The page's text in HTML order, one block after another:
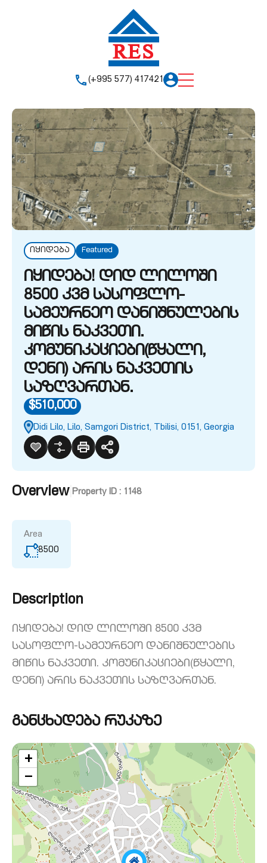
(+995 577) 417421
იყიდება Featured
იყიდება! დიდ ლილოში
8500 კვმ სასოფლო-
სამეურნეო დანიშნულების
მიწის ნაკვეთი.
კომუნიკაციები(წყალი,
დენი) არის ნაკვეთის
საზღვართან.
$510,000
Didi Lilo, Lilo, Samgori District, Tbilisi, 0151, Georgia
Overview| Property ID : 1148
Area
8500
Description
იყიდება! დიდ ლილოში 8500 კვმ
სასოფლო-სამეურნეო დანიშნულების
მიწის ნაკვეთი. კომუნიკაციები(წყალი,
დენი) არის ნაკვეთის საზღვართან.
განცხადება რუკაზე
+
−